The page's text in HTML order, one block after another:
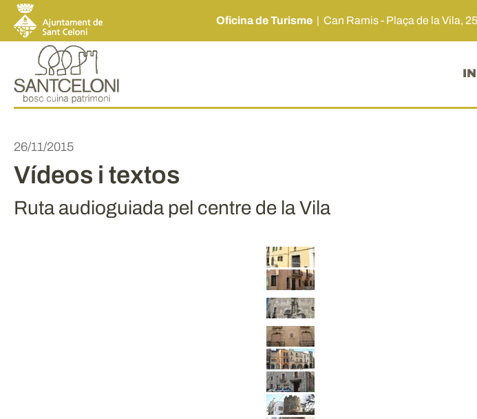
Oficina de Turisme | Can Ramis - Plaça de la Vila, 25
26/11/2015
Vídeos i textos
Ruta audioguiada pel centre de la Vila